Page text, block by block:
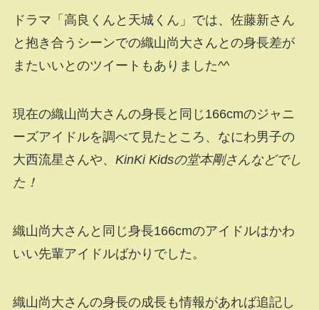
ドラマ「高良くんと天城くん」では、佐藤新さん
と抱き合うシーンでの織山尚大さんとの身長差が
またいいとのツイートもありました^^
現在の織山尚大さんの身長と同じ166cmのジャニ
ーズアイドルを調べて見たところ、なにわ男子の
大西流星さんや、 KinKi Kidsの堂本剛さんなどでし
た！
織山尚大さんと同じ身長166cmのアイドルはかわ
いい先輩アイドルばかりでした。
織山尚大さんの身長の成長も情報があれば追記し